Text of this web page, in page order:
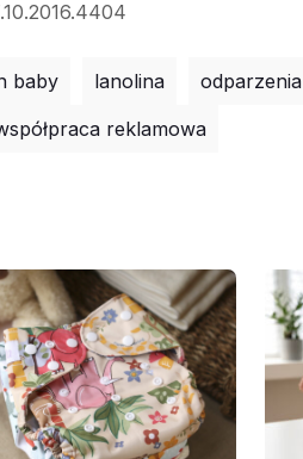
baby lanolina
odparzenia
reklamowa